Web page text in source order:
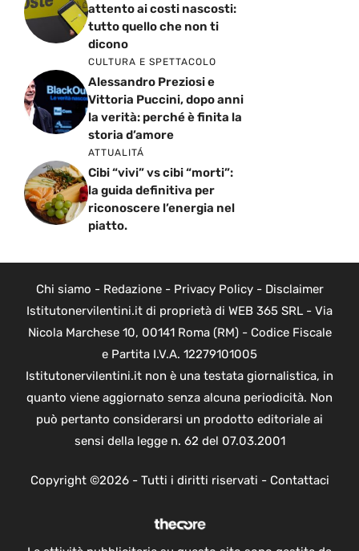
attento ai costi nascosti:
tutto quello che non ti
dicono
CULTURA E SPETTACOLO
Alessandro Preziosi e
Vittoria Puccini, dopo anni
la verità: perché è finita la
storia d’amore
ATTUALITÁ
Cibi “vivi” vs cibi “morti”:
la guida definitiva per
riconoscere l’energia nel
piatto.
Chi siamo - Redazione- Privacy Policy- Disclaimer
Istitutonervilentini.it di proprietà di WEB 365 SRL - Via
Nicola Marchese 10, 00141 Roma (RM) - Codice Fiscale
e Partita I.V.A. 12279101005
Istitutonervilentini.it non è una testata giornalistica, in
quanto viene aggiornato senza alcuna periodicità. Non
può pertanto considerarsi un prodotto editoriale ai
sensi della legge n. 62 del 07.03.2001
Copyright ©2026 - Tutti i diritti riservati - Contattaci